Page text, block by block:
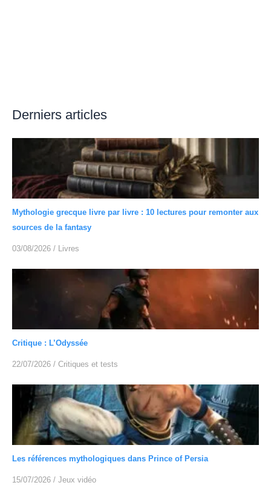
Derniers articles
Mythologie grecque livre par livre : 10 lectures pour remonter aux
sources de la fantasy
03/08/2026 / Livres
Critique : L’Odyssée
22/07/2026 / Critiques et tests
Les références mythologiques dans Prince of Persia
15/07/2026 / Jeux vidéo